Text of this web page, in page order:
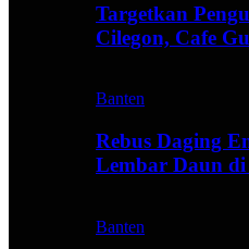
Targetkan
Cilegon, Cafe
Banten
Rebus Daging
Lembar Daun
Banten